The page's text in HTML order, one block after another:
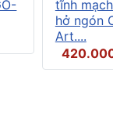
tĩnh
hở ngón
Art....